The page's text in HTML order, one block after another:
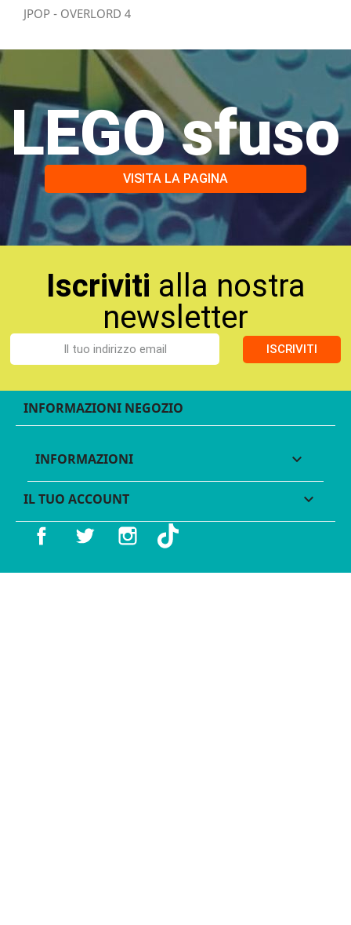
JPOP - OVERLORD 4
LEGO sfuso
VISITA LA PAGINA
Iscriviti alla nostra
newsletter
ISCRIVITI
INFORMAZIONI NEGOZIO
INFORMAZIONI 
IL TUO ACCOUNT 
Facebook Twitter Instagram